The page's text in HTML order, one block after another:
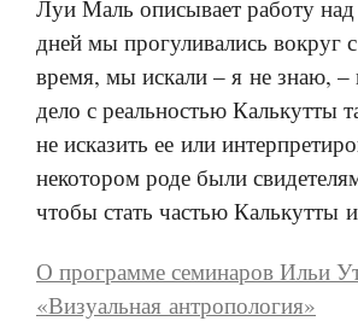
Луи Маль описывает работу
дней мы прогуливались вокруг
время, мы искали – я не знаю,
дело с реальностью Калькутты
не исказить ее или
некотором роде были
чтобы стать частью Калькутты
О программе семинаров Ильи
«Визуальная антропология»